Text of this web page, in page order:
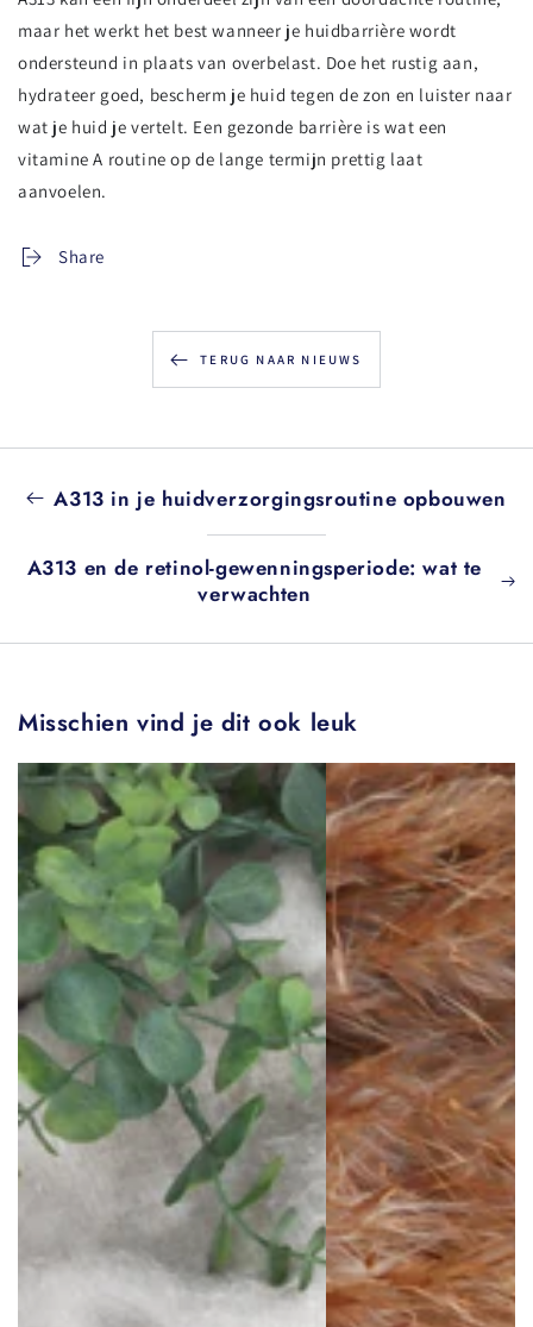
maar het werkt het best wanneer je huidbarrière wordt
ondersteund in plaats van overbelast. Doe het rustig aan,
hydrateer goed, bescherm je huid tegen de zon en luister naar
wat je huid je vertelt. Een gezonde barrière is wat een
vitamine A routine op de lange termijn prettig laat
aanvoelen.
Share
TERUG NAAR NIEUWS
A313 in je huidverzorgingsroutine opbouwen
A313 en de retinol-gewenningsperiode: wat te
verwachten
Misschien vind je dit ook leuk